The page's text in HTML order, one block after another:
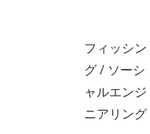
フィッシン
グ / ソーシ
ャルエンジ
ニアリング